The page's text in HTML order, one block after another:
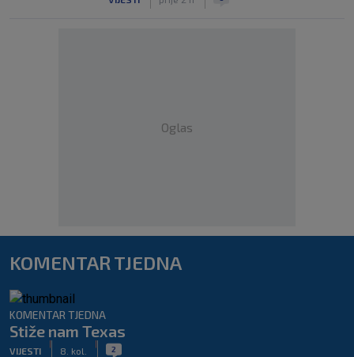
Oglas
KOMENTAR TJEDNA
KOMENTAR TJEDNA
Stiže nam Texas
VIJESTI 8. kol. 2